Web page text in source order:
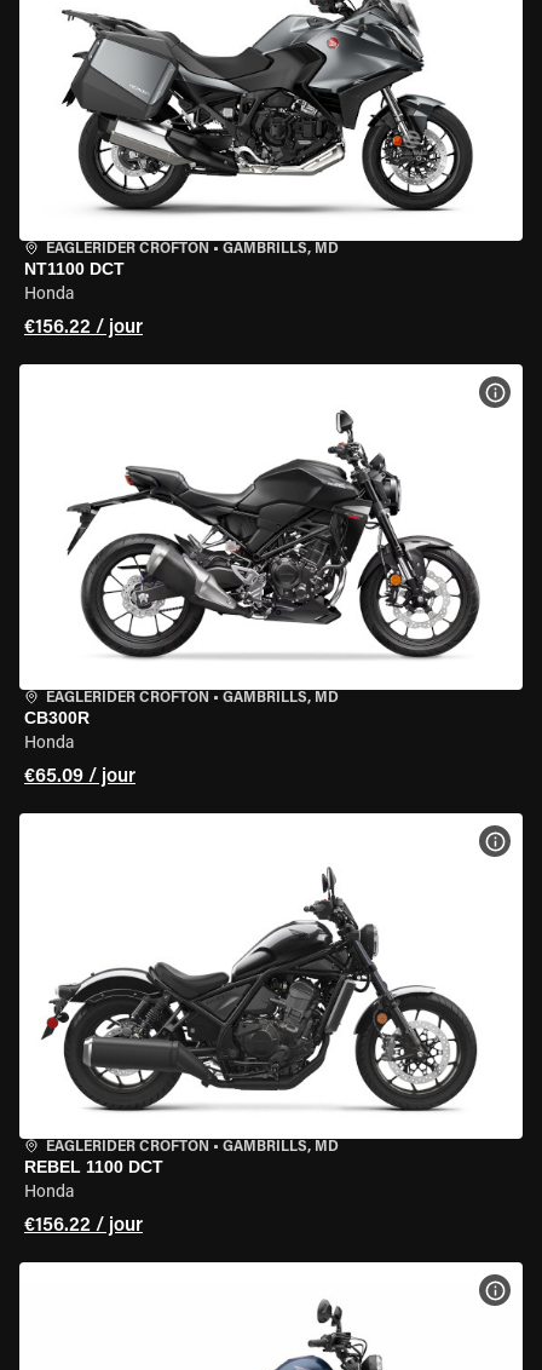
EAGLERIDER CROFTON • GAMBRILLS, MD
NT1100 DCT
Honda
€156.22 / jour
EAGLERIDER CROFTON • GAMBRILLS, MD
CB300R
Honda
€65.09 / jour
EAGLERIDER CROFTON • GAMBRILLS, MD
REBEL 1100 DCT
Honda
€156.22 / jour